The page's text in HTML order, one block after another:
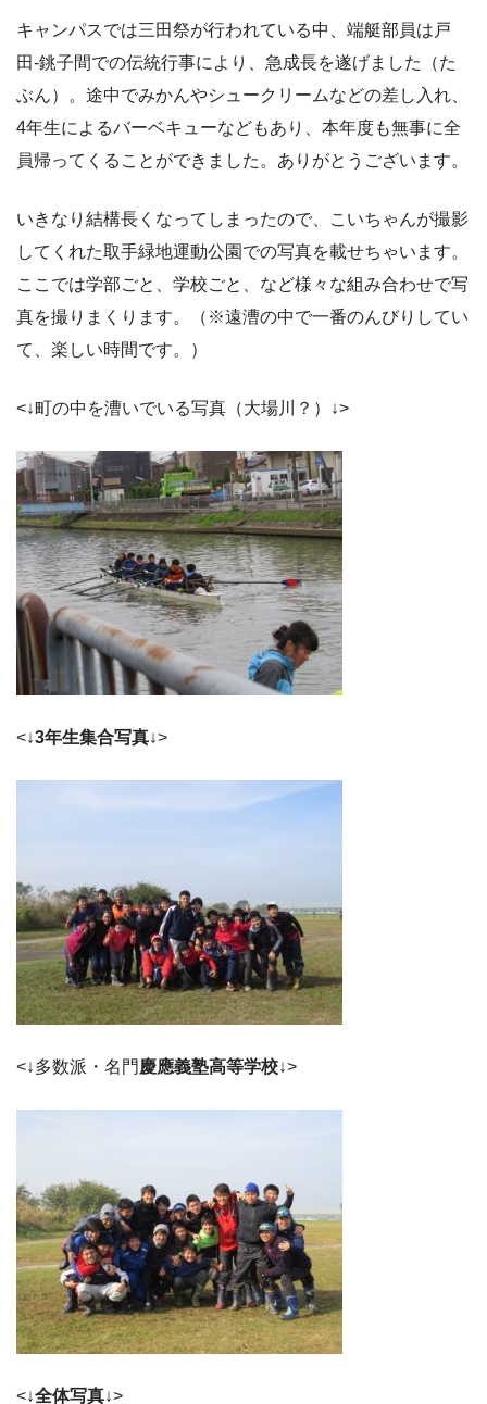
キャンパスでは三田祭が行われている中、端艇部員は戸
田-銚子間での伝統行事により、急成長を遂げました（た
ぶん）。途中でみかんやシュークリームなどの差し入れ、
4年生によるバーベキューなどもあり、本年度も無事に全
員帰ってくることができました。ありがとうございます。
いきなり結構長くなってしまったので、こいちゃんが撮影
してくれた取手緑地運動公園での写真を載せちゃいます。
ここでは学部ごと、学校ごと、など様々な組み合わせで写
真を撮りまくります。（※遠漕の中で一番のんびりしてい
て、楽しい時間です。）
<↓町の中を漕いでいる写真（大場川？）↓>
<↓3年生集合写真↓>
<↓多数派・名門 慶應義塾高等学校↓>
<↓全体写真↓>